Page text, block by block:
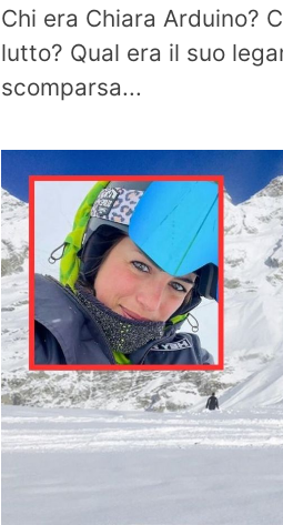
Chi era Chiara Arduino?
lutto? Qual era il suo
scomparsa...